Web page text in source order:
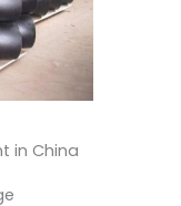
in China